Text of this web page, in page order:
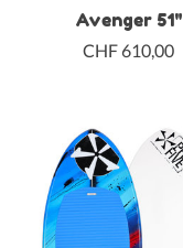
Avenger 51"
CHF 610,00